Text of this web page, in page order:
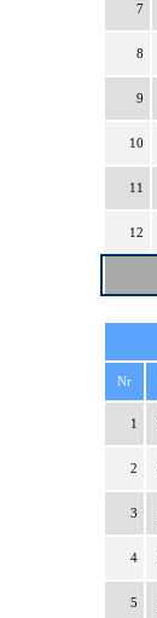
7
8
9
10
11
12
Nr
1
2
3
4
5